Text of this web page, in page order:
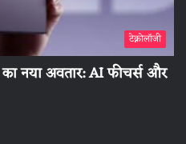
टेक्नोलॉजी
नया अवतार: AI फीचर्स और